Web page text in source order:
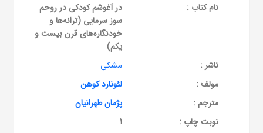
نام کتاب :
در آغوشم کودکی در روحم
سوز سرمایی (ترانه‌ها و
خودنگاره‌های قرن بیست و
یکم)
ناشر :
مشکی
مولف :
لئونارد کوهن
مترجم :
پژمان طهرانیان
نوبت چاپ :
1